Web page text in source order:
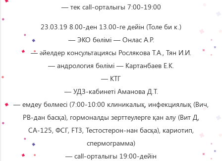
— тек call-орталығы 7:00-19:00
23.03.19 8.00-ден 13.00-ге дейін (Толе би к.)
— ЭКО бөлімі — Онлас А.Р.
— әйелдер консультациясы Рослякова Т.А., Тян И.И.
— андрология бөлімі — Картанбаев Е.К.
— КТГ
— УДЗ-кабинеті Аманова Д.Т.
— eмдеу бөлмесі (7:00-10:00 клиникалық, инфекциялық (Вич,
РВ-дан басқа), гормоналды зерттеулерге қан алу (Вит Д,
СА-125, ФСГ, FT3, Тестостерон-нан басқа), кариотип,
спермограмма)
— call-орталығы 19:00-дейін